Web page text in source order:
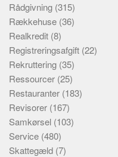
Rådgivning (315)
Rækkehuse (36)
Realkredit (8)
Registreringsafgift (22)
Rekruttering (35)
Ressourcer (25)
Restauranter (183)
Revisorer (167)
Samkørsel (103)
Service (480)
Skattegæld (7)